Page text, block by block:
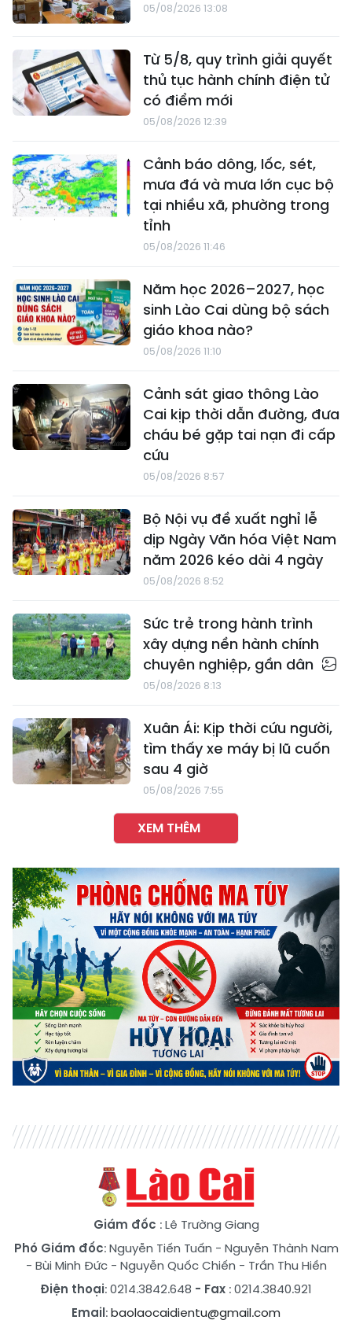
05/08/2026 13:08
Từ 5/8, quy trình giải quyết
thủ tục hành chính điện tử
có điểm mới
05/08/2026 12:39
Cảnh báo dông, lốc, sét,
mưa đá và mưa lớn cục bộ
tại nhiều xã, phường trong
tỉnh
05/08/2026 11:46
Năm học 2026–2027, học
sinh Lào Cai dùng bộ sách
giáo khoa nào?
05/08/2026 11:10
Cảnh sát giao thông Lào
Cai kịp thời dẫn đường, đưa
cháu bé gặp tai nạn đi cấp
cứu
05/08/2026 8:57
Bộ Nội vụ đề xuất nghỉ lễ
dịp Ngày Văn hóa Việt Nam
năm 2026 kéo dài 4 ngày
05/08/2026 8:52
Sức trẻ trong hành trình
xây dựng nền hành chính
chuyên nghiệp, gần dân
05/08/2026 8:13
Xuân Ái: Kịp thời cứu người,
tìm thấy xe máy bị lũ cuốn
sau 4 giờ
05/08/2026 7:55
XEM THÊM
Giám đốc : Lê Trường Giang
Phó Giám đốc:Nguyễn Tiến Tuấn - Nguyễn Thành Nam
- Bùi Minh Đức- Nguyễn Quốc Chiến - Trần Thu Hiền
Điện thoại: 0214.3842.648 - Fax : 0214.3840.921
Email:baolaocaidientu@gmail.com